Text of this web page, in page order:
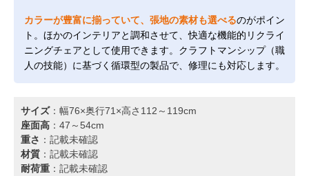
カラーが豊富に揃っていて、張地の素材も選べるのがポイン
ト。ほかのインテリアと調和させて、快適な機能的リクライ
ニングチェアとして使用できます。クラフトマンシップ（職
人の技能）に基づく循環型の製品で、修理にも対応します。
サイズ：幅76×奥行71×高さ112～119cm
座面高 ：47～54cm
重さ ：記載未確認
材質 ：記載未確認
耐荷重 ：記載未確認